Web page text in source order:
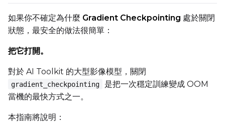
如果你不確定為什麼 Gradient Checkpointing 處於關閉
狀態，最安全的做法很簡單：
把它打開。
對於 AI Toolkit 的大型影像模型，關閉
gradient_checkpointing
是把一次穩定訓練變成 OOM
當機的最快方式之一。
本指南將說明：